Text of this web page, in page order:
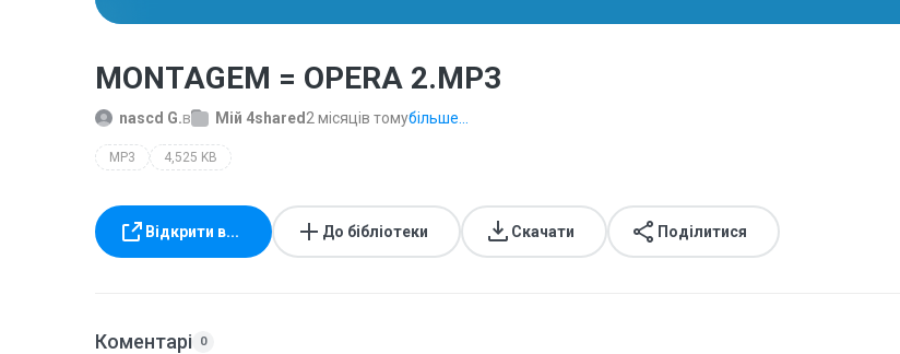
MONTAGEM = OPERA 2.MP3
nascd G.в Мій 4shared 2 місяців томубільше...
MP3 4,525 KB
Відкрити в... До бібліотеки Скачати Поділитися
Коментарі 0